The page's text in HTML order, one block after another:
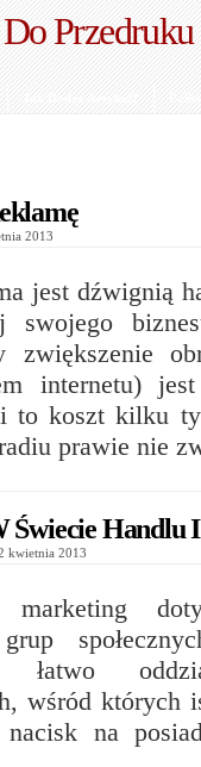
Przedruku
2013
jest dźwignią
zwiększenie
internetu)
to koszt kilku
prawie nie
Świecie Handlu
kwietnia 2013
marketing
łatwo
wśród których
na